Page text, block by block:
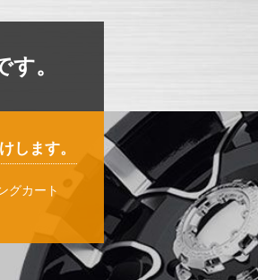
。
します。
グカート